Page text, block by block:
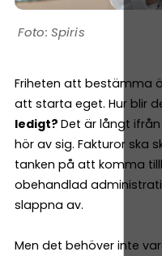
Spiris
Friheten att bestämma
att starta eget. Hur blir
ledigt? Det är långt
hör av sig. Fakturor ska
tanken på att komma
obehandlad
slappna av.
Men det behöver inte